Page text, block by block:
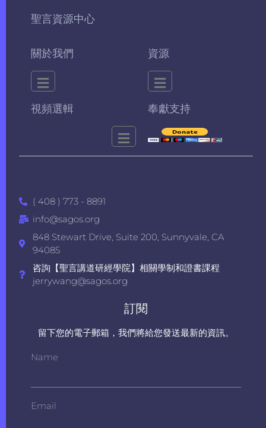
聖言資源中心
關於我們 資源
視頻選輯 奉獻支持
( 408 ) 773 - 8891
info@sagos.org
848 Stewart Drive, Suite 200, Sunnyvale, CA
94085
咨詢【聖言講道研經學院】相關學制和證書課程
jerrywang@sagos.org
訂閱
留下您的電子郵箱，我們將給您發送最新的資訊。
Name
Email